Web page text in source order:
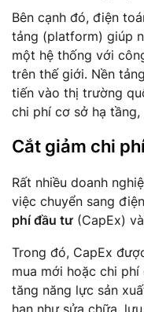
Bên cạnh đó, điện
tảng (platform) giúp
một hệ thống với
trên thế giới. Nền
tiến vào thị trường
chi phí cơ sở hạ
Cắt giảm chi
Rất nhiều doanh
việc chuyển sang
phí đầu tư (CapEx) và
Trong đó, CapEx
mua mới hoặc chi
tăng năng lực sản
hạn như sửa chữa,